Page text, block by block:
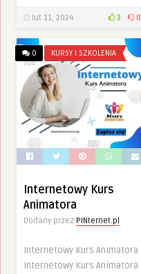
lut 11, 2024 3 0
0 KURSY I SZKOLENIA
Internetowy Kurs
Animatora
Dodany przez PINternet.pl
Internetowy Kurs Animatora
Internetowy Kurs Animatora